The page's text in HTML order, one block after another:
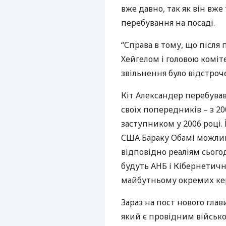
вже давно, так як він
перебування на посаді.
“Справа в тому, що після
Хейгелом і головою
звільнення було
Кіт Александер
своїх попередників – з
заступником у 2006
США Бараку Обамі
відповідно реаліям
будуть АНБ і
майбутньому окремих
Зараз на пост нового
який є провідним